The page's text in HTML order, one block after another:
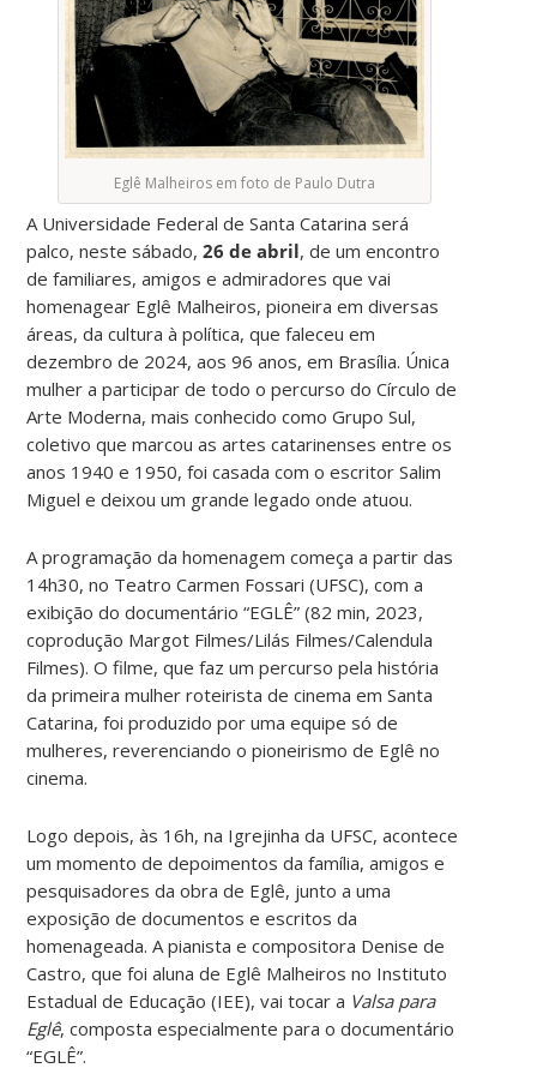
Eglê Malheiros em foto de Paulo Dutra
A Universidade Federal de Santa Catarina será
palco, neste sábado,26 de abril, de um encontro
de familiares, amigos e admiradores que vai
homenagear Eglê Malheiros, pioneira em diversas
áreas, da cultura à política, que faleceu em
dezembro de 2024, aos 96 anos, em Brasília. Única
mulher a participar de todo o percurso do Círculo de
Arte Moderna, mais conhecido como Grupo Sul,
coletivo que marcou as artes catarinenses entre os
anos 1940 e 1950, foi casada com o escritor Salim
Miguel e deixou um grande legado onde atuou.
A programação da homenagem começa a partir das
14h30, no Teatro Carmen Fossari (UFSC), com a
exibição do documentário “EGLÊ” (82 min, 2023,
coprodução Margot Filmes/Lilás Filmes/Calendula
Filmes). O filme, que faz um percurso pela história
da primeira mulher roteirista de cinema em Santa
Catarina, foi produzido por uma equipe só de
mulheres, reverenciando o pioneirismo de Eglê no
cinema.
Logo depois, às 16h, na Igrejinha da UFSC, acontece
um momento de depoimentos da família, amigos e
pesquisadores da obra de Eglê, junto a uma
exposição de documentos e escritos da
homenageada. A pianista e compositora Denise de
Castro, que foi aluna de Eglê Malheiros no Instituto
Estadual de Educação (IEE), vai tocar a Valsa para
Eglê, composta especialmente para o documentário
“EGLÊ”.